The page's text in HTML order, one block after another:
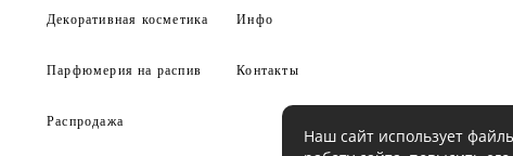
Декоративная косметика
Парфюмерия на распив
Распродажа
Инфо
Контакты
Наш сайт использует